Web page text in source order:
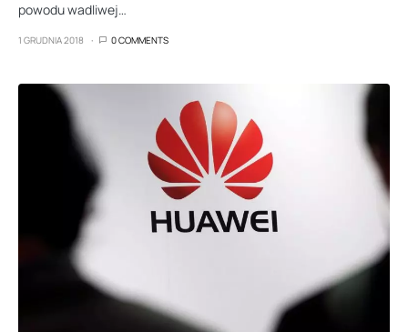
powodu wadliwej…
1 GRUDNIA 2018 0 COMMENTS